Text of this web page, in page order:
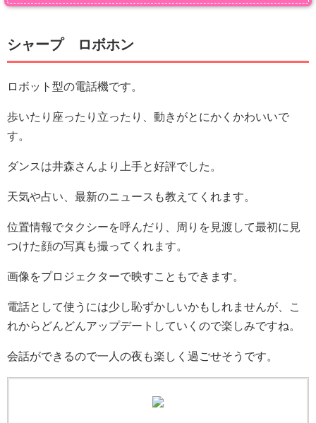
シャープ ロボホン
ロボット型の電話機です。
歩いたり座ったり立ったり、動きがとにかくかわいいで
す。
ダンスは井森さんより上手と好評でした。
天気や占い、最新のニュースも教えてくれます。
位置情報でタクシーを呼んだり、周りを見渡して最初に見
つけた顔の写真も撮ってくれます。
画像をプロジェクターで映すこともできます。
電話として使うには少し恥ずかしいかもしれませんが、こ
れからどんどんアップデートしていくので楽しみですね。
会話ができるので一人の夜も楽しく過ごせそうです。